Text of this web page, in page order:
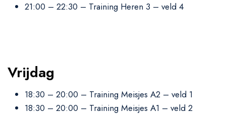
21:00 – 22:30 – Training Heren 3 – veld 4
Vrijdag
18:30 – 20:00 – Training Meisjes A2 – veld 1
18:30 – 20:00 – Training Meisjes A1 – veld 2